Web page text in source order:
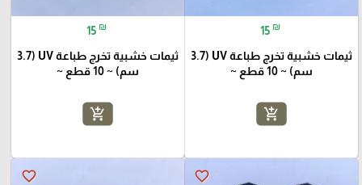
15 ₪
ثيمات خشبية تخرج طباعة UV (3.7
سم) ~ 10 قطع ~
add_shopping_cart
15 ₪
ثيمات خشبية تخرج طباعة UV (3.7
سم) ~ 10 قطع ~
add_shopping_cart
favorite_border
favorite_border